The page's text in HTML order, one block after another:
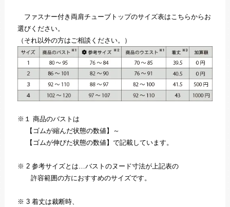
ファスナー付き両肩チューブトップのサイズ表はこちらからお
選びください。
（それ以外の方はご相談ください。）
※１ 商品のバストは
【ゴムが縮んだ状態の数値】～
【ゴムが伸びた状態の数値】で記載しています。
※ 2 参考サイズとは…バストのヌード寸法が上記表の
許容範囲の方におすすめのサイズです。
※ 3 着丈は裁断時、